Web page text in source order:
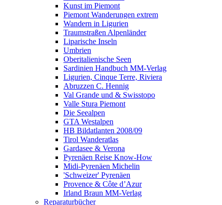
Kunst im Piemont
Piemont Wanderungen extrem
Wandern in Ligurien
Traumstraßen Alpenländer
Liparische Inseln
Umbrien
Oberitalienische Seen
Sardinien Handbuch MM-Verlag
Ligurien, Cinque Terre, Riviera
Abruzzen C. Hennig
Val Grande und & Swisstopo
Valle Stura Piemont
Die Seealpen
GTA Westalpen
HB Bildatlanten 2008/09
Tirol Wanderatlas
Gardasee & Verona
Pyrenäen Reise Know-How
Midi-Pyrenäen Michelin
'Schweizer' Pyrenäen
Provence & Côte d’Azur
Irland Braun MM-Verlag
Reparaturbücher